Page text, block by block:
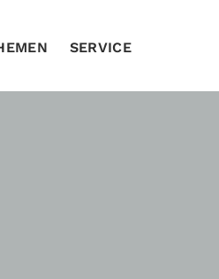
SERVICE